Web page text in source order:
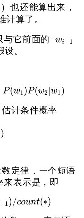
也还能算出来，
计算了。
与它前面的
。
计条件概率
定律，一个短语
来表示是，即